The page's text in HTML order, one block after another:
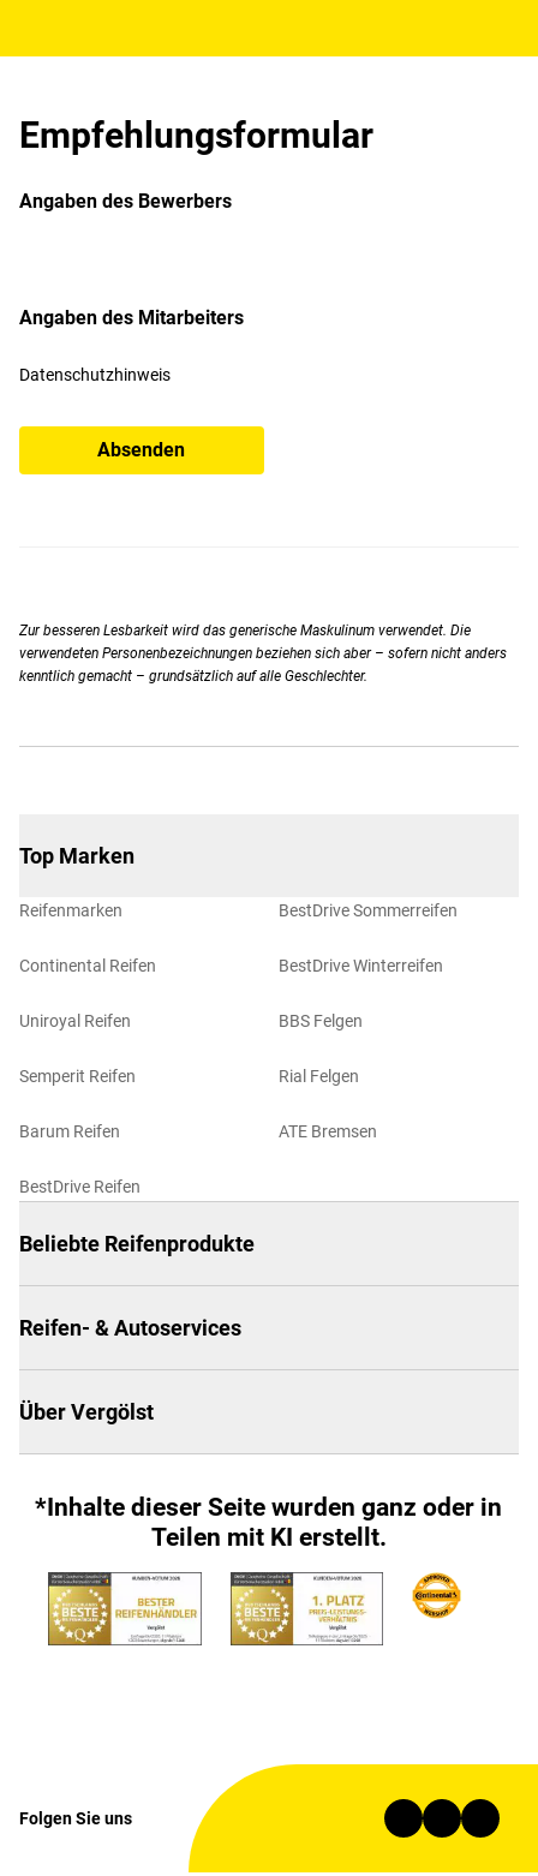
Empfehlungsformular
Angaben des Bewerbers
Angaben des Mitarbeiters
Datenschutzhinweis
Absenden
Zur besseren Lesbarkeit wird das generische Maskulinum verwendet. Die
verwendeten Personenbezeichnungen beziehen sich aber – sofern nicht anders
kenntlich gemacht – grundsätzlich auf alle Geschlechter.
Top Marken
Reifenmarken
Continental Reifen
Uniroyal Reifen
Semperit Reifen
Barum Reifen
BestDrive Reifen
BestDrive Sommerreifen
BestDrive Winterreifen
BBS Felgen
Rial Felgen
ATE Bremsen
Beliebte Reifenprodukte
Reifen- & Autoservices
Über Vergölst
*Inhalte dieser Seite wurden ganz oder in
Teilen mit KI erstellt.
Folgen Sie uns